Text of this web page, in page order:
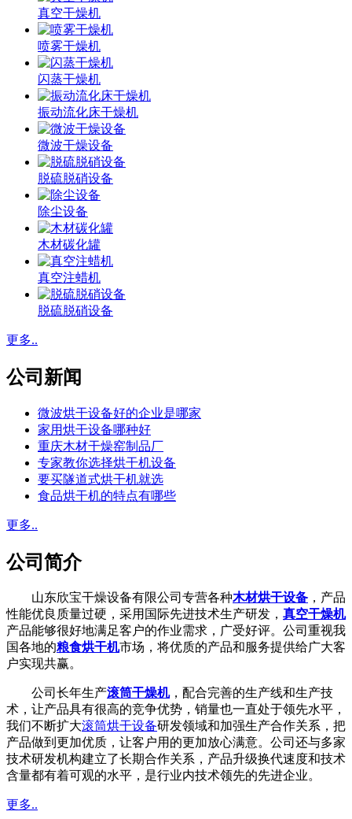
真空干燥机
喷雾干燥机
闪蒸干燥机
振动流化床干燥机
微波干燥设备
脱硫脱硝设备
除尘设备
木材碳化罐
真空注蜡机
脱硫脱硝设备
更多..
公司新闻
微波烘干设备好的企业是哪家
家用烘干设备哪种好
重庆木材干燥窑制品厂
专家教你选择烘干机设备
要买隧道式烘干机就选
食品烘干机的特点有哪些
更多..
公司简介
山东欣宝干燥设备有限公司专营各种木材烘干设备 ，产品
性能优良质量过硬，采用国际先进技术生产研发， 真空干燥机
产品能够很好地满足客户的作业需求，广受好评。公司重视我
国各地的粮食烘干机市场，将优质的产品和服务提供给广大客
户实现共赢。
公司长年生产滚筒干燥机，配合完善的生产线和生产技
术，让产品具有很高的竞争优势，销量也一直处于领先水平，
我们不断扩大滚筒烘干设备研发领域和加强生产合作关系，把
产品做到更加优质，让客户用的更加放心满意。公司还与多家
技术研发机构建立了长期合作关系，产品升级换代速度和技术
含量都有着可观的水平，是行业内技术领先的先进企业。
更多..